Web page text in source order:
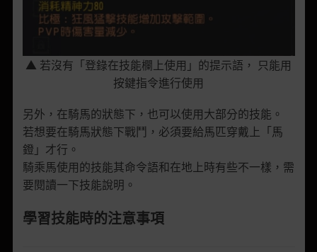
▲ 若沒有 「登錄在技能欄上使用 」 的提示語 ， 只能用
按鍵指令進行使用
另外，在騎馬的狀態下，也可以使用大部分的技能。
若想要在騎馬狀態下戰鬥，必須要給馬匹穿戴上「馬
鐙」才行。
騎乘馬使用的技能其命令語和在地上時有些不一樣，需
要閱讀一下技能說明。
學習技能時的注意事項